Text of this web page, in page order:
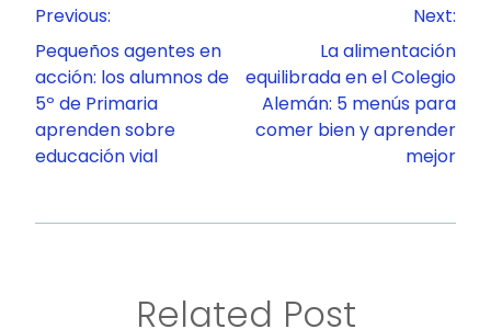
Navegación
de
entradas
Previous:
Pequeños agentes en
acción: los alumnos de
5º de Primaria
aprenden sobre
educación vial
Next:
La alimentación
equilibrada en el Colegio
Alemán: 5 menús para
comer bien y aprender
mejor
Related Post